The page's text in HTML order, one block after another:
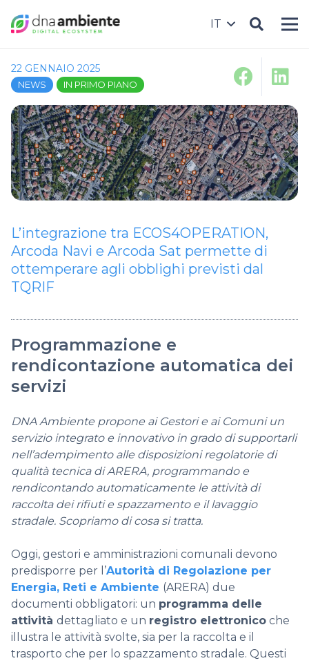
IT
22 GENNAIO 2025
NEWS IN PRIMO PIANO
Programmazione e
rendicontazione automatica dei
servizi
DNA Ambiente propone ai Gestori e ai Comuni un
servizio integrato e innovativo in grado di supportarli
nell’adempimento alle disposizioni regolatorie di
qualità tecnica di ARERA, programmando e
rendicontando automaticamente le attività di
raccolta dei rifiuti e spazzamento e il lavaggio
stradale. Scopriamo di cosa si tratta.
Oggi, gestori e amministrazioni comunali devono
predisporre per l’Autorità di Regolazione per
Energia, Reti e Ambiente (ARERA) due
documenti obbligatori: un programma delle
attività dettagliato e un registro elettronico che
illustra le attività svolte, sia per la raccolta e il
trasporto che per lo spazzamento stradale. Questi
L’integrazione tra ECOS4OPERATION,
Arcoda Navi e Arcoda Sat permette di
ottemperare agli obblighi previsti dal
TQRIF